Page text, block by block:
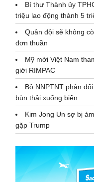
Bí thư Thành ủy
triệu lao động thành 5
Quân đội sẽ không
đơn thuần
Mỹ mời Việt Nam
giới RIMPAC
Bộ NNPTNT phản
bùn thải xuống biển
Kim Jong Un sợ bị
gặp Trump